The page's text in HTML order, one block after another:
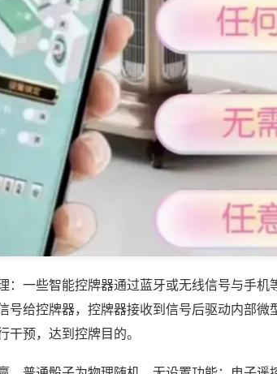
：一些智能控牌器通过蓝牙或无线信号与手机
号给控牌器，控牌器接收到信号后驱动内部微
预，达到控牌目的。